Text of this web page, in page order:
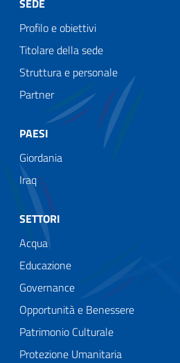
Profilo e obiettivi
Titolare della sede
Struttura e personale
Partner
PAESI
Giordania
Iraq
SETTORI
Acqua
Educazione
Governance
Opportunità e Benessere
Patrimonio Culturale
Protezione Umanitaria